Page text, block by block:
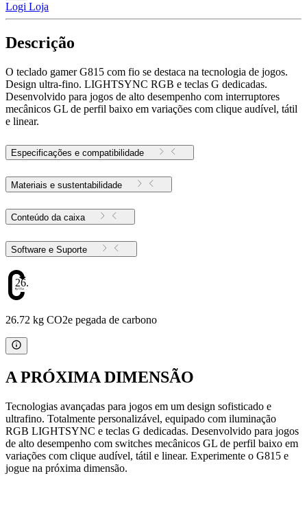
Logi Loja
Descrição
O teclado gamer G815 com fio se destaca na tecnologia de jogos.
Design ultra-fino. LIGHTSYNC RGB e teclas G dedicadas.
Desenvolvido para jogos de alto desempenho com interruptores
mecânicos GL de perfil baixo em variações com clique audível, tátil
e linear.
Especificações e compatibilidade
Materiais e sustentabilidade
Conteúdo da caixa
Software e Suporte
26.72
26.72 kg CO2e pegada de carbono
A PRÓXIMA DIMENSÃO
Tecnologias avançadas para jogos em um design sofisticado e
ultrafino. Totalmente personalizável, equipado com iluminação
RGB LIGHTSYNC e teclas G dedicadas. Desenvolvido para jogos
de alto desempenho com switches mecânicos GL de perfil baixo em
variações com clique audível, tátil e linear. Experimente o G815 e
jogue na próxima dimensão.